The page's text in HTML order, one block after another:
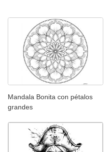
Mandala Bonita con pétalos
grandes